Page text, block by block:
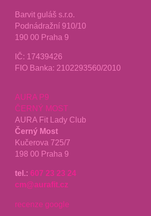
Barvit guláš s.r.o.
Podnádražní 910/10
190 00 Praha 9
IČ: 17439426
FIO Banka: 2102293560/2010
AURA P9
ČERNÝ MOST
AURA Fit Lady Club
Černý Most
Kučerova 725/7
198 00 Praha 9
tel.: 607 23 23 24
cm@aurafit.cz
recenze google